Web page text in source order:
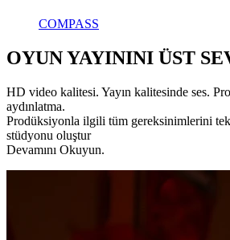
COMPASS
OYUN YAYININI ÜST
HD video kalitesi. Yayın kalitesinde ses.
aydınlatma.
Prodüksiyonla ilgili tüm gereksinimlerini
stüdyonu oluştur
Devamını Okuyun.